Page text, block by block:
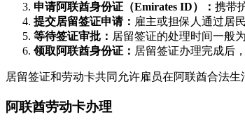
申请阿联酋身份证（Emirates ID）： 携带
提交居留签证申请： 雇主或担保人通过居
等待签证审批： 居留签证的处理时间一般
领取阿联酋身份证： 居留签证办理完成后
居留签证和劳动卡共同允许雇员在阿联酋合法
阿联酋劳动卡办理